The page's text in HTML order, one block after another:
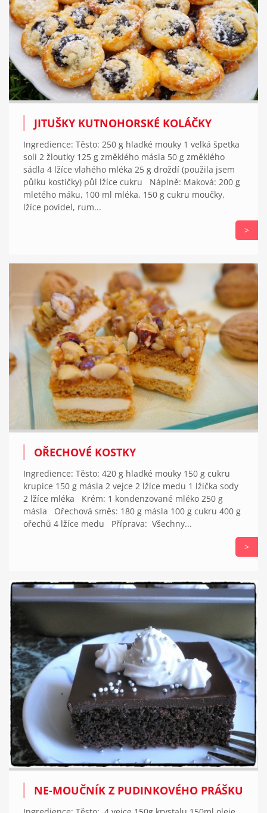
JITUŠKY KUTNOHORSKÉ KOLÁČKY
Ingredience: Těsto: 250 g hladké mouky 1 velká špetka
soli 2 žloutky 125 g změklého másla 50 g změklého
sádla 4 lžíce vlahého mléka 25 g droždí (použila jsem
půlku kostičky) půl lžíce cukru Náplně: Maková: 200 g
mletého máku, 100 ml mléka, 150 g cukru moučky,
lžíce povidel, rum...
>
OŘECHOVÉ KOSTKY
Ingredience: Těsto: 420 g hladké mouky 150 g cukru
krupice 150 g másla 2 vejce 2 lžíce medu 1 lžička sody
2 lžíce mléka Krém: 1 kondenzované mléko 250 g
másla Ořechová směs: 180 g másla 100 g cukru 400 g
ořechů 4 lžíce medu Příprava: Všechny...
>
NE-MOUČNÍK Z PUDINKOVÉHO PRÁŠKU